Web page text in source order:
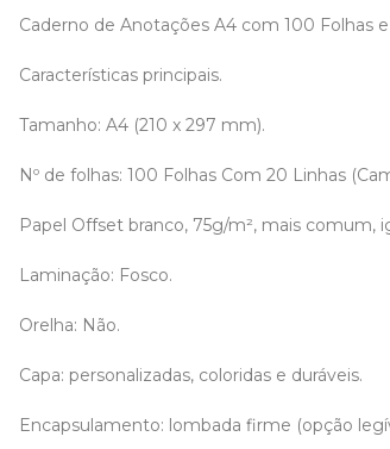
Caderno de Anotações A4 com 100 Folhas
Características principais.
Tamanho: A4 (210 x 297 mm).
Nº de folhas: 100 Folhas Com 20 Linhas
Papel Offset branco, 75g/m², mais comum,
Laminação: Fosco.
Orelha: Não.
Capa: personalizadas, coloridas e duráveis.
Encapsulamento: lombada firme (opção